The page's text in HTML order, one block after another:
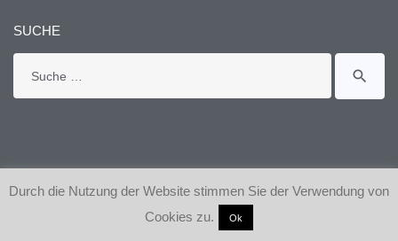
SUCHE
search
© Copyright 2024 Freiberger
Durch die Nutzung der Website stimmen Sie der Verwendung von
Cookies zu.
Ok